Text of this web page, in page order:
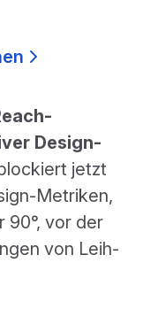
Design-
jetzt
Metriken,
90°, vor der
von Leih-